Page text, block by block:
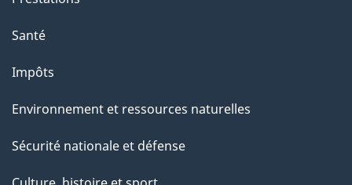
p
g
e
Santé
Impôts
Environnement et ressources naturelles
Sécurité nationale et défense